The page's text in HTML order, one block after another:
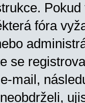
fóra
se
mail,